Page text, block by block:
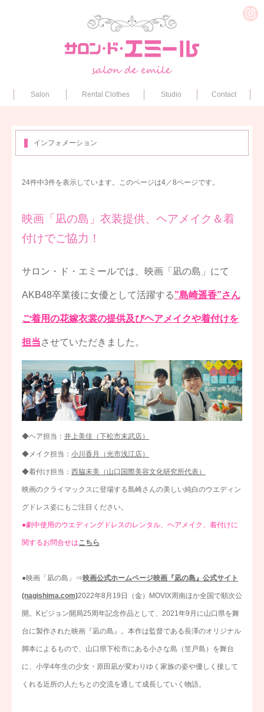
Salon Rental Clothes Studio Contact
インフォメーション
24件中3件を表示しています。このページは4／8ページです。
映画「凪の島」衣装提供、ヘアメイク＆着
付けでご協力！
サロン・ド・エミールでは、映画「凪の島」にて
AKB48卒業後に女優として活躍する”島崎遥香”さん
ご着用の花嫁衣裳の提供及びヘアメイクや着付けを
担当させていただきました。
◆ヘア担当： 井上美佳（下松市末武店）
◆メイク担当： 小川香月（光市浅江店）
◆着付け担当： 西脇末美（山口国際美容文化研究所代表）
映画のクライマックスに登場する島崎さんの美しい純白のウエディン
グドレス姿にもご注目ください。
●劇中使用のウエディングドレスのレンタル、ヘアメイク、着付けに
関するお問合せはこちら
●映画「凪の島」⇒映画公式ホームページ映画『凪の島』公式サイト
(nagishima.com)2022年8月19日（金）MOVIX周南ほか全国で順次公
開。Kビジョン開局25周年記念作品として、2021年9月に山口県を舞
台に製作された映画『凪の島』。本作は監督である長澤のオリジナル
脚本によるもので、山口県下松市にある小さな島（笠戸島）を舞台
に、小学4年生の少女・原田凪が変わりゆく家族の姿や優しく接して
くれる近所の人たちとの交流を通して成長していく物語。